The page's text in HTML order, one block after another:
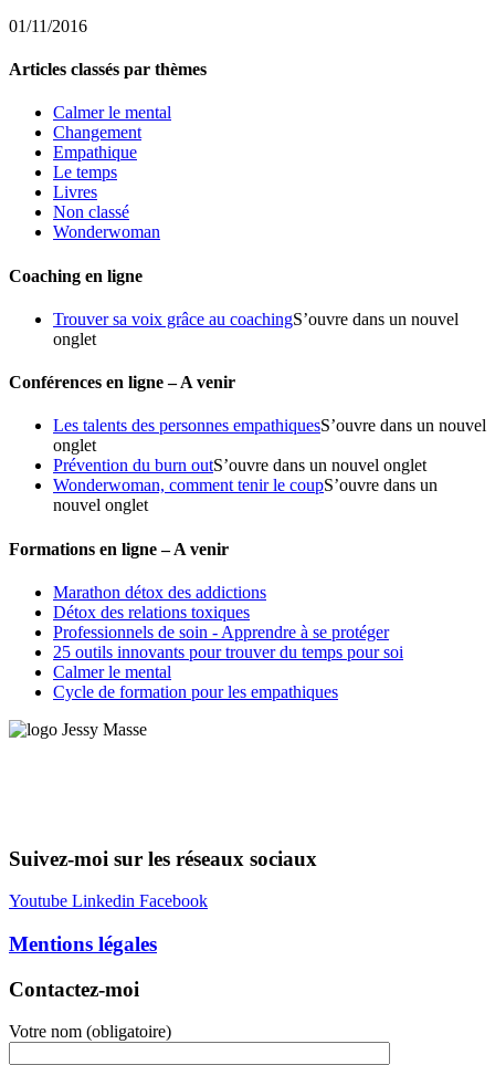
01/11/2016
Articles classés par thèmes
Calmer le mental
Changement
Empathique
Le temps
Livres
Non classé
Wonderwoman
Coaching en ligne
Trouver sa voix grâce au coachingS’ouvre dans un nouvel
onglet
Conférences en ligne – A venir
Les talents des personnes empathiquesS’ouvre dans un nouvel
onglet
Prévention du burn outS’ouvre dans un nouvel onglet
Wonderwoman, comment tenir le coupS’ouvre dans un
nouvel onglet
Formations en ligne – A venir
Marathon détox des addictions
Détox des relations toxiques
Professionnels de soin - Apprendre à se protéger
25 outils innovants pour trouver du temps pour soi
Calmer le mental
Cycle de formation pour les empathiques
Suivez-moi sur les réseaux sociaux
Youtube Linkedin Facebook
Mentions légales
Contactez-moi
Votre nom (obligatoire)